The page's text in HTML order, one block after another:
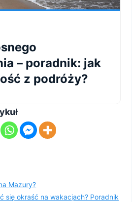
– poradnik: jak
z podróży?
Mazury?
się okraść na wakacjach? Poradnik